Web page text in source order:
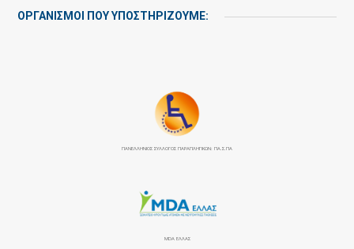
ΟΡΓΑΝΙΣΜΟΙ ΠΟΥ ΥΠΟΣΤΗΡΙΖΟΥΜΕ:
ΠΑΝΕΛΛΉΝΙΟΣ ΣΎΛΛΟΓΟΣ ΠΑΡΑΠΛΗΓΙΚΏΝ: ΠΑ.Σ.ΠΑ
MDA ΕΛΛΑΣ